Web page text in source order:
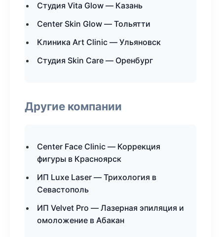
Студия Vita Glow — Казань
Center Skin Glow — Тольятти
Клиника Art Clinic — Ульяновск
Студия Skin Care — Оренбург
Другие компании
Center Face Clinic — Коррекция
фигуры в Красноярск
ИП Luxe Laser — Трихология в
Севастополь
ИП Velvet Pro — Лазерная эпиляция и
омоложение в Абакан